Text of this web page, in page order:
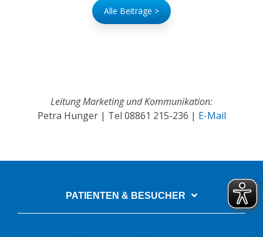
Alle Beiträge >
Leitung Marketing und Kommunikation:
Petra Hunger | Tel 08861 215-236 | E-Mail
PATIENTEN & BESUCHER